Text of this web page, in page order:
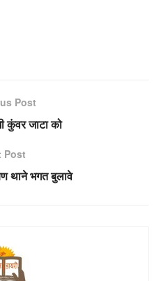
Post
कुंवर जाटा को
Post
थाने भगत बुलावे